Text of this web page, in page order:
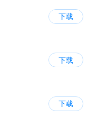
下载
下载
下载